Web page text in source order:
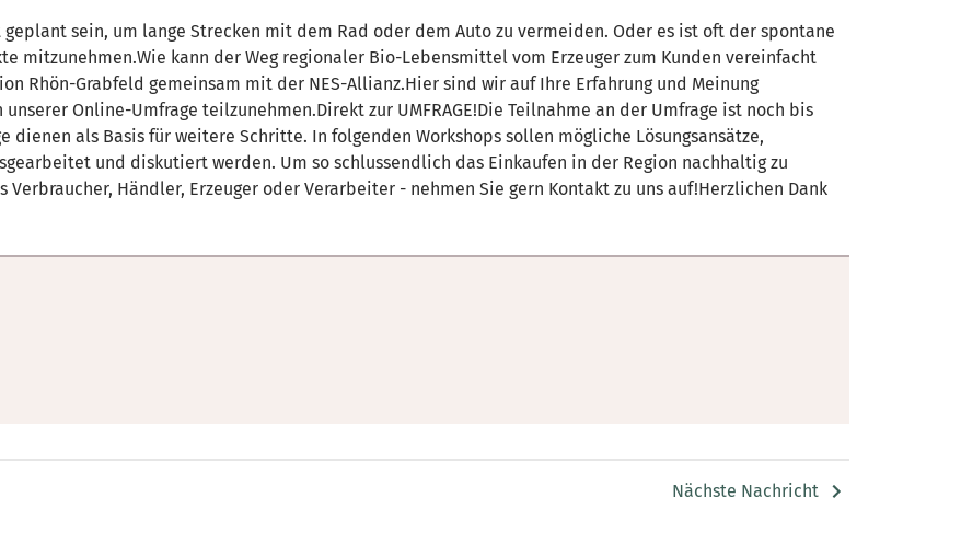
sein, um lange Strecken mit dem Rad oder dem Auto zu vermeiden. Oder es ist oft der spontane
mitzunehmen.Wie kann der Weg regionaler Bio-Lebensmittel vom Erzeuger zum Kunden vereinfacht
Rhön-Grabfeld gemeinsam mit der NES-Allianz.Hier sind wir auf Ihre Erfahrung und Meinung
Online-Umfrage teilzunehmen.Direkt zur UMFRAGE!Die Teilnahme an der Umfrage ist noch bis
dienen als Basis für weitere Schritte. In folgenden Workshops sollen mögliche Lösungsansätze,
und diskutiert werden. Um so schlussendlich das Einkaufen in der Region nachhaltig zu
Händler, Erzeuger oder Verarbeiter - nehmen Sie gern Kontakt zu uns auf!Herzlichen Dank
Nächste Nachricht